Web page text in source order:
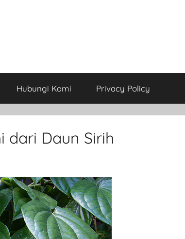
Hubungi Kami Privacy Policy
dari Daun Sirih